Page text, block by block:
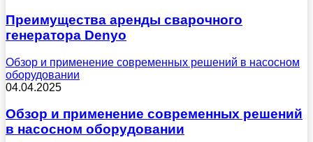
Преимущества аренды сварочного
генератора Denyo
Обзор и применение современных решений в насосном
оборудовании
04.04.2025
Обзор и применение современных решений
в насосном оборудовании